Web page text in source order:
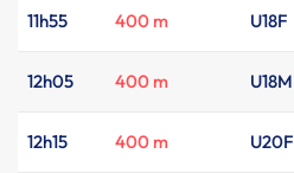
11h55 400 m U18F
12h05 400 m U18M
12h15 400 m U20F